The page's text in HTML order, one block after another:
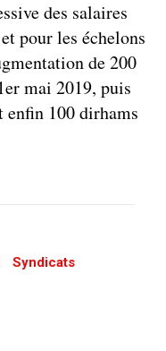
des salaires
pour les échelons
de 200
mai 2019, puis
enfin 100 dirhams
Syndicats